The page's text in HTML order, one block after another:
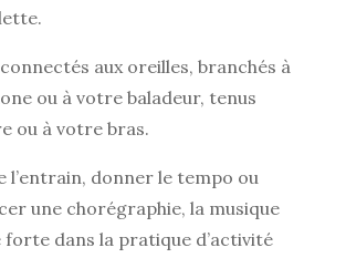
aux oreilles, branchés à
ou à votre baladeur, tenus
ou à votre bras.
l’entrain, donner le tempo ou
une chorégraphie, la musique
dans la pratique d’activité